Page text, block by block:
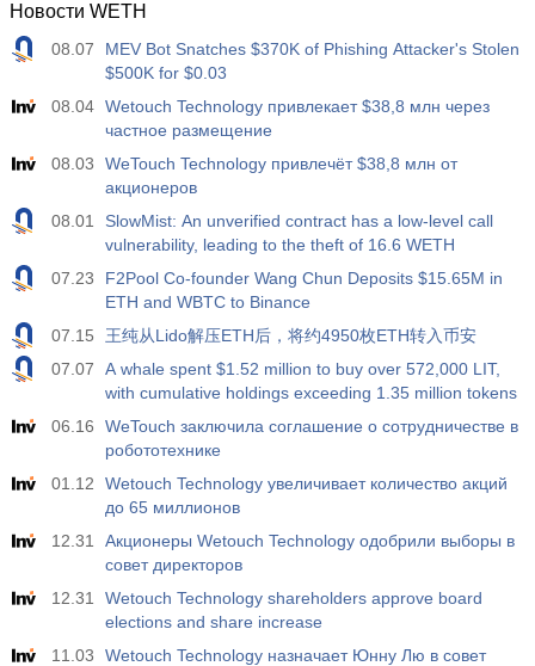
Новости WETH
08.07
MEV Bot Snatches $370K of Phishing Attacker's Stolen
$500K for $0.03
08.04 Wetouch Technology привлекает $38,8 млн через
частное размещение
08.03
WeTouch Technology привлечёт $38,8 млн от
акционеров
08.01
SlowMist: An unverified contract has a low-level call
vulnerability, leading to the theft of 16.6 WETH
07.23
F2Pool Co-founder Wang Chun Deposits $15.65M in
ETH and WBTC to Binance
07.15
王纯从Lido解压ETH后，将约4950枚ETH转入币安
07.07
A whale spent $1.52 million to buy over 572,000 LIT,
with cumulative holdings exceeding 1.35 million tokens
06.16
WeTouch заключила соглашение о сотрудничестве в
робототехнике
01.12
Wetouch Technology увеличивает количество акций
до 65 миллионов
12.31
Акционеры Wetouch Technology одобрили выборы в
совет директоров
12.31
Wetouch Technology shareholders approve board
elections and share increase
11.03
Wetouch Technology назначает Юнну Лю в совет